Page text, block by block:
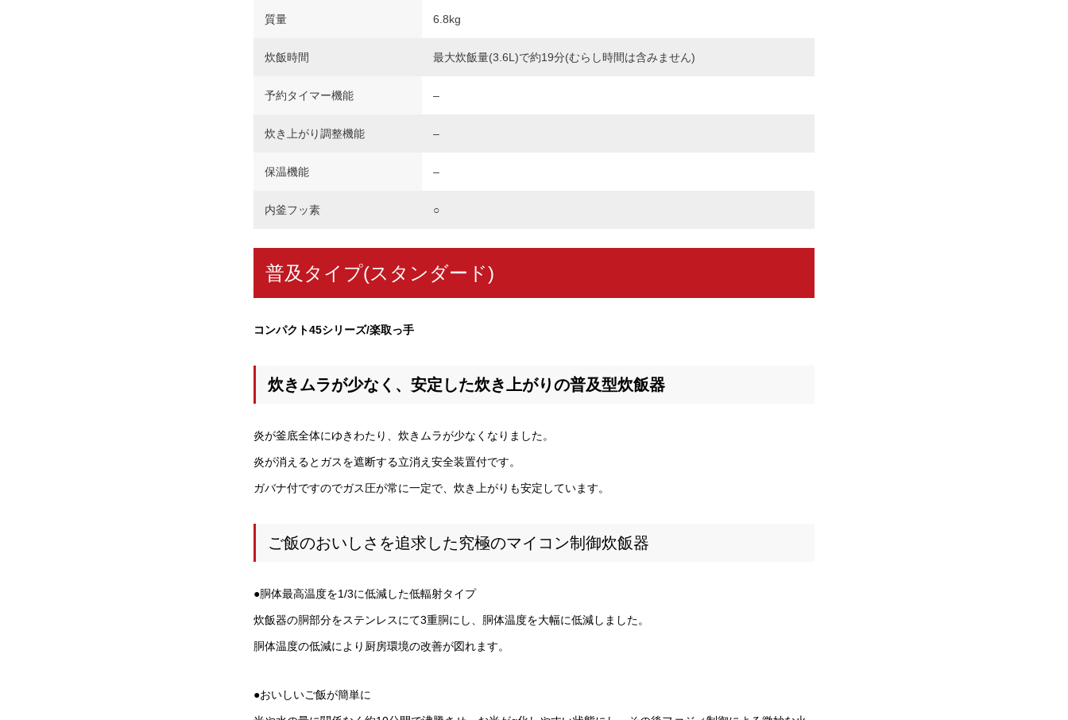
質量 6.8kg
炊飯時間 最大炊飯量(3.6L)で約19分(むらし時間は含みません)
予約タイマー機能 –
炊き上がり調整機能 –
保温機能 –
内釜フッ素 ○
普及タイプ(スタンダード)
コンパクト45シリーズ/楽取っ手
炊きムラが少なく、安定した炊き上がりの普及型炊飯器
炎が釜底全体にゆきわたり、炊きムラが少なくなりました。
炎が消えるとガスを遮断する立消え安全装置付です。
ガバナ付ですのでガス圧が常に一定で、炊き上がりも安定しています。
ご飯のおいしさを追求した究極のマイコン制御炊飯器
●胴体最高温度を1/3に低減した低輻射タイプ
炊飯器の胴部分をステンレスにて3重胴にし、胴体温度を大幅に低減しました。
胴体温度の低減により厨房環境の改善が図れます。
●おいしいご飯が簡単に